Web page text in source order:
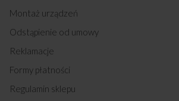
Montaż urządzeń
Odstąpienie od umowy
Reklamacje
Formy płatności
Regulamin sklepu